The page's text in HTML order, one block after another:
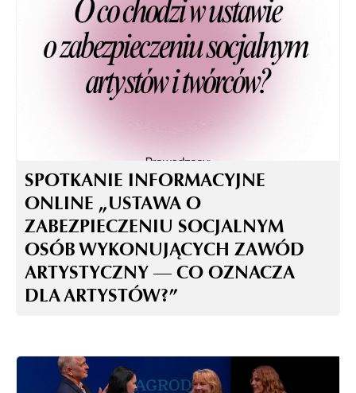
SPOTKANIE INFORMACYJNE
ONLINE „USTAWA O
ZABEZPIECZENIU SOCJALNYM
OSÓB WYKONUJĄCYCH ZAWÓD
ARTYSTYCZNY — CO OZNACZA
DLA ARTYSTÓW?”